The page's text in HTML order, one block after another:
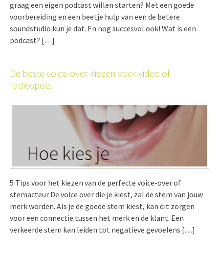
graag een eigen podcast willen starten? Met een goede
voorbereiding en een beetje hulp van een de betere
soundstudio kun je dat. En nog succesvol ook! Wat is een
podcast? […]
De beste voice-over kiezen voor video of
radiospots
5 Tips voor het kiezen van de perfecte voice-over of
stemacteur De voice over die je kiest, zal de stem van jouw
merk worden. Als je de goede stem kiest, kan dit zorgen
voor een connectie tussen het merk en de klant. Een
verkeerde stem kan leiden tot negatieve gevoelens […]